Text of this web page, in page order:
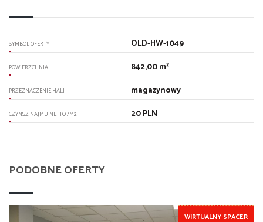
SYMBOL OFERTY OLD-HW-1049
POWIERZCHNIA 842,00 m²
PRZEZNACZENIE HALI magazynowy
CZYNSZ NAJMU NETTO /M2 20 PLN
PODOBNE OFERTY
WIRTUALNY SPACER